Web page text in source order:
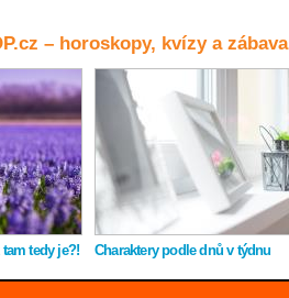
– horoskopy, kvízy a zábava
tedy je?! Charaktery podle dnů v týdnu